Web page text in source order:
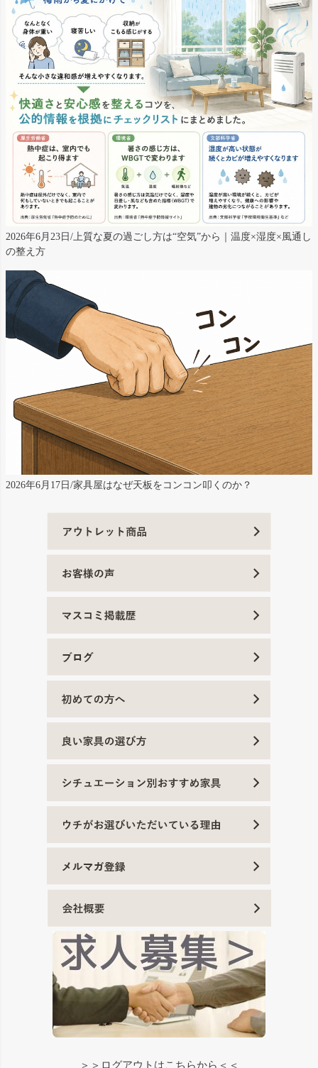
2026年6月23日/上質な夏の過ごし方は“空気”から｜温度×湿度×風通し
の整え方
2026年6月17日/家具屋はなぜ天板をコンコン叩くのか？
＞＞ログアウトはこちらから＜＜